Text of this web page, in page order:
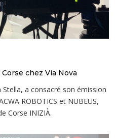
chez Via Nova
Stella, a consacré son émission
ROBOTICS et NUBEUS,
Corse INIZIÀ.